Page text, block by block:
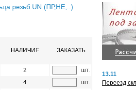
13.11
Переезд
резьб.UN (ПР,НЕ,..)
НАЛИЧИЕ ЗАКАЗАТЬ
2
шт.
4
шт.